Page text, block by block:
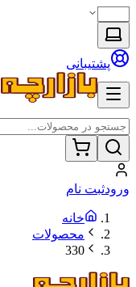
پشتیبانی
ورودثبت نام
خانه
محصولات
330